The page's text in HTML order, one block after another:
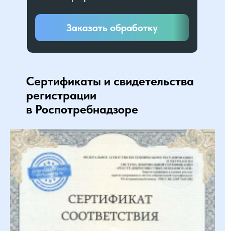
Заказать обработку
Сертификаты и свидетельства
регистрации
в Роспотребнадзоре